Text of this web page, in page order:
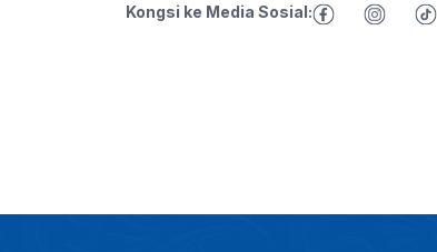
Kongsi ke Media Sosial: